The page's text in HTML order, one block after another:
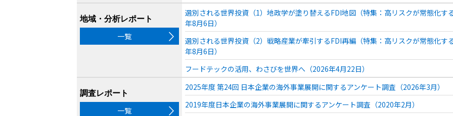
地域・分析レポート
一覧
選別される世界投資（1）地政学が塗り替えるFDI地図（特集：高リスクが常態化
年8月6日）
選別される世界投資（2）戦略産業が牽引するFDI再編（特集：高リスクが常態化
年8月6日）
フードテックの活用、わさびを世界へ（2026年4月22日）
調査レポート
一覧
2025年度 第24回 日本企業の海外事業展開に関するアンケート調査（2026年3月）
2019年度日本企業の海外事業展開に関するアンケート調査（2020年2月）